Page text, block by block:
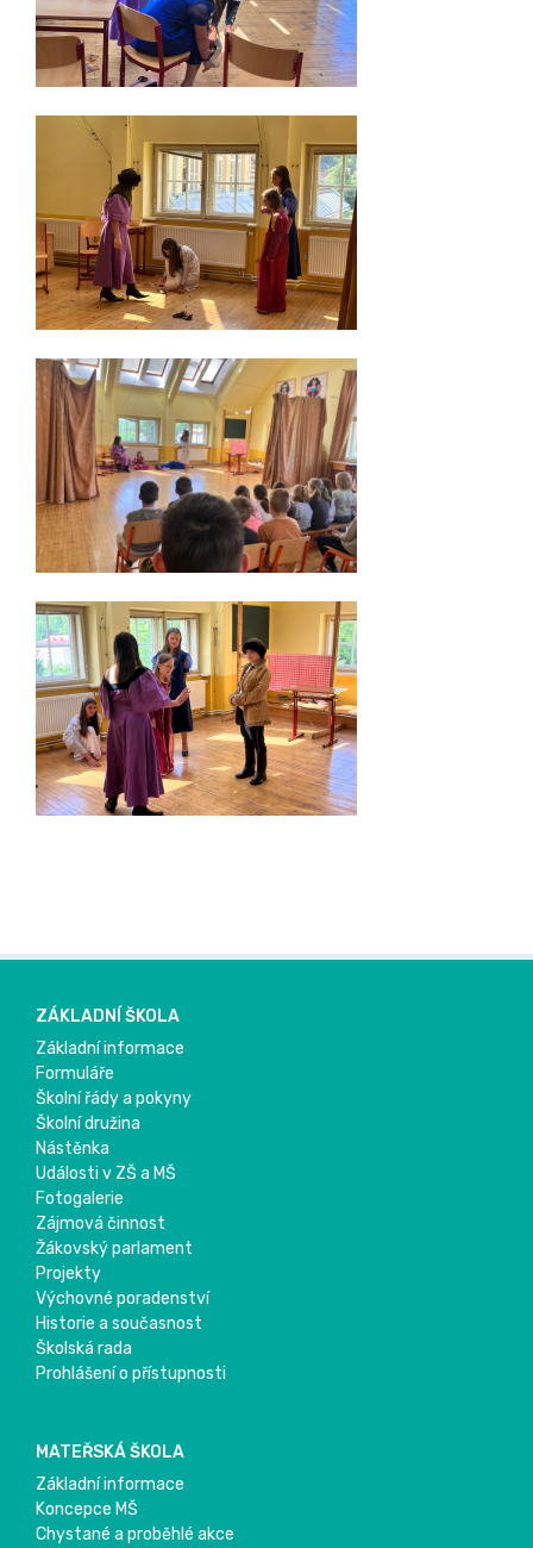
ZÁKLADNÍ ŠKOLA
Základní informace
Formuláře
Školní řády a pokyny
Školní družina
Nástěnka
Události v ZŠ a MŠ
Fotogalerie
Zájmová činnost
Žákovský parlament
Projekty
Výchovné poradenství
Historie a současnost
Školská rada
Prohlášení o přístupnosti
MATEŘSKÁ ŠKOLA
Základní informace
Koncepce MŠ
Chystané a proběhlé akce